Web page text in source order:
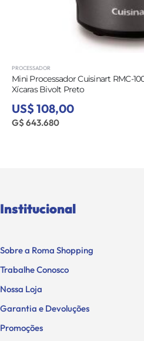
PROCESSADOR
Mini Processador Cuisinart RMC-
Xícaras Bivolt Preto
US$ 108,00
G$ 643.680
Institucional
Sobre a Roma Shopping
Trabalhe Conosco
Nossa Loja
Garantia e Devoluções
Promoções